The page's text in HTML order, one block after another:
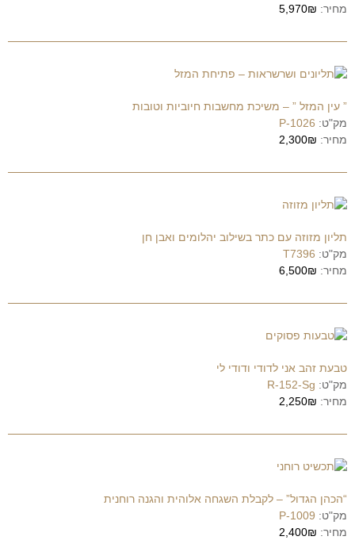
מחיר: 5,970₪
” עין המזל ” – משיכת מחשבות חיוביות וטובות
מק"ט: P-1026
מחיר: 2,300₪
תליון מזוזה עם כתר בשילוב יהלומים ואבן חן
מק"ט: T7396
מחיר: 6,500₪
טבעת זהב אני לדודי ודודי לי
מק"ט: R-152-Sg
מחיר: 2,250₪
“הכהן הגדול” – לקבלת השגחה אלוהית והגנה רוחנית
מק"ט: P-1009
מחיר: 2,400₪